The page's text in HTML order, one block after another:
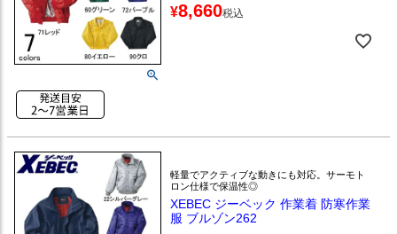
¥8,660税込
軽量でアクティブな動きにも対応。サーモト
ロン仕様で保温性◎
XEBEC ジーベック 作業着 防寒作業
服 ブルゾン262